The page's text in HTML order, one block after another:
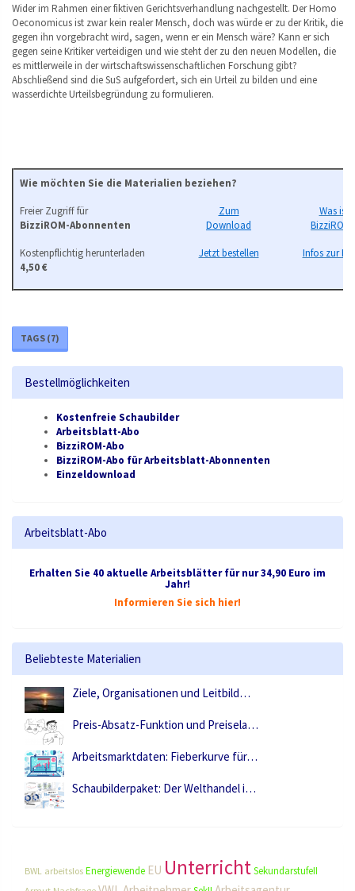
Wider im Rahmen einer fiktiven Gerichtsverhandlung nachgestellt. Der Homo
Oeconomicus ist zwar kein realer Mensch, doch was würde er zu der Kritik, die
gegen ihn vorgebracht wird, sagen, wenn er ein Mensch wäre? Kann er sich
gegen seine Kritiker verteidigen und wie steht der zu den neuen Modellen, die
es mittlerweile in der wirtschaftswissenschaftlichen Forschung gibt?
Abschließend sind die SuS aufgefordert, sich ein Urteil zu bilden und eine
wasserdichte Urteilsbegründung zu formulieren.
Wie möchten Sie die Materialien beziehen?
Freier Zugriff für
BizziROM-Abonnenten
Zum
Download
Was ist
Kostenpflichtig herunterladen
4,50 €
Jetzt bestellen Infos zur
TAGS (7)
Bestellmöglichkeiten
Kostenfreie Schaubilder
Arbeitsblatt-Abo
BizziROM-Abo
BizziROM-Abo für Arbeitsblatt-Abonnenten
Einzeldownload
Arbeitsblatt-Abo
Erhalten Sie 40 aktuelle Arbeitsblätter für nur 34,90 Euro im
Jahr!
Informieren Sie sich hier!
Beliebteste Materialien
Ziele, Organisationen und Leitbild…
Preis-Absatz-Funktion und Preisela…
Arbeitsmarktdaten: Fieberkurve für…
Schaubilderpaket: Der Welthandel i…
BWL arbeitslos Energiewende EU UnterrichtSekundarstufeII